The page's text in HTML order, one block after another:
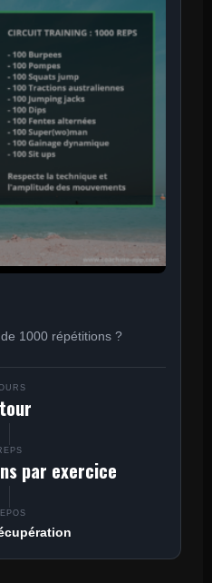
1000 répétitions ?
par exercice